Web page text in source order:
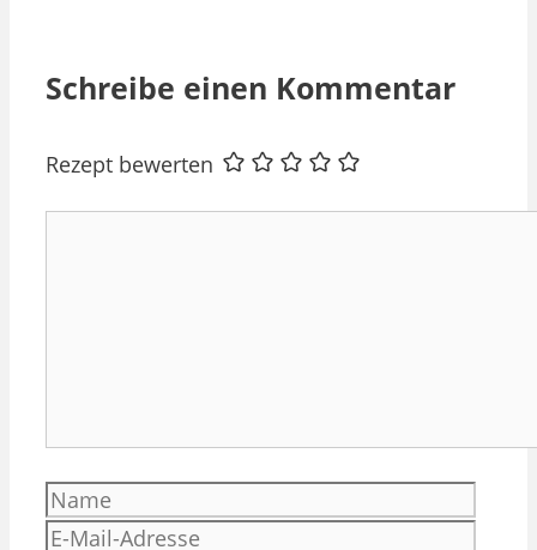
Schreibe einen Kommentar
Rezept bewerten
Name